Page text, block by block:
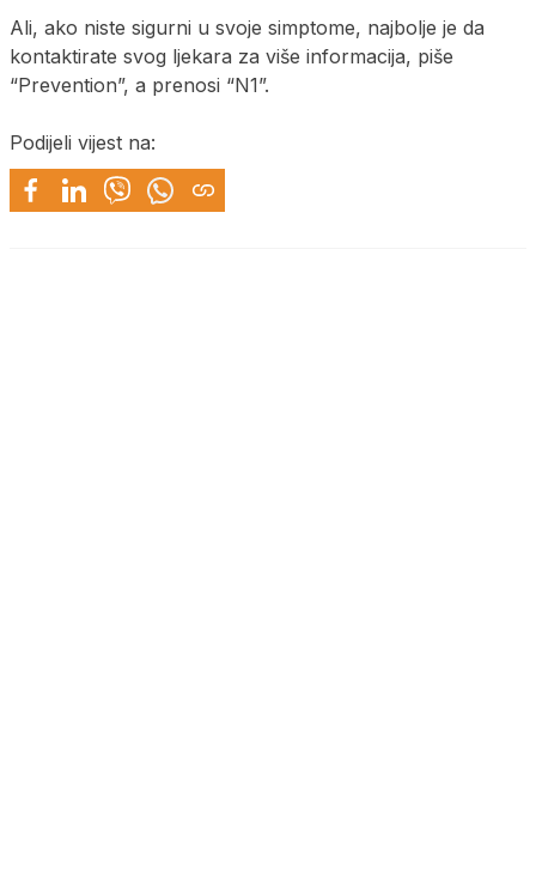
Ali, ako niste sigurni u svoje simptome, najbolje je da
kontaktirate svog ljekara za više informacija, piše
“Prevention”, a prenosi “N1”.
Podijeli vijest na: